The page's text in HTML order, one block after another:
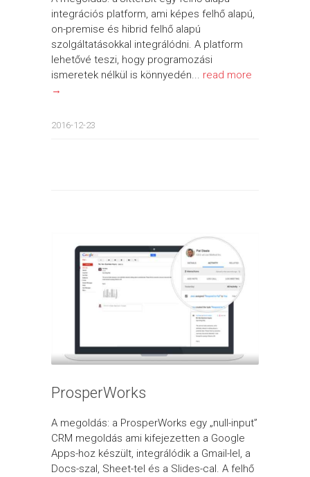
integrációs platform, ami képes felhő alapú,
on-premise és hibrid felhő alapú
szolgáltatásokkal integrálódni. A platform
lehetővé teszi, hogy programozási
ismeretek nélkül is könnyedén... read more
→
2016-12-23
ProsperWorks
A megoldás: a ProsperWorks egy „null-input”
CRM megoldás ami kifejezetten a Google
Apps-hoz készült, integrálódik a Gmail-lel, a
Docs-szal, Sheet-tel és a Slides-cal. A felhő